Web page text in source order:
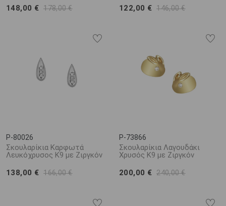
148,00 € 178,00 €
122,00 € 146,00 €
P-80026
Σκουλαρίκια Καρφωτά
Λευκόχρυσος K9 με Ζιργκόν
138,00 € 166,00 €
P-73866
Σκουλαρίκια Λαγουδάκι
Χρυσός Κ9 με Ζιργκόν
200,00 € 240,00 €